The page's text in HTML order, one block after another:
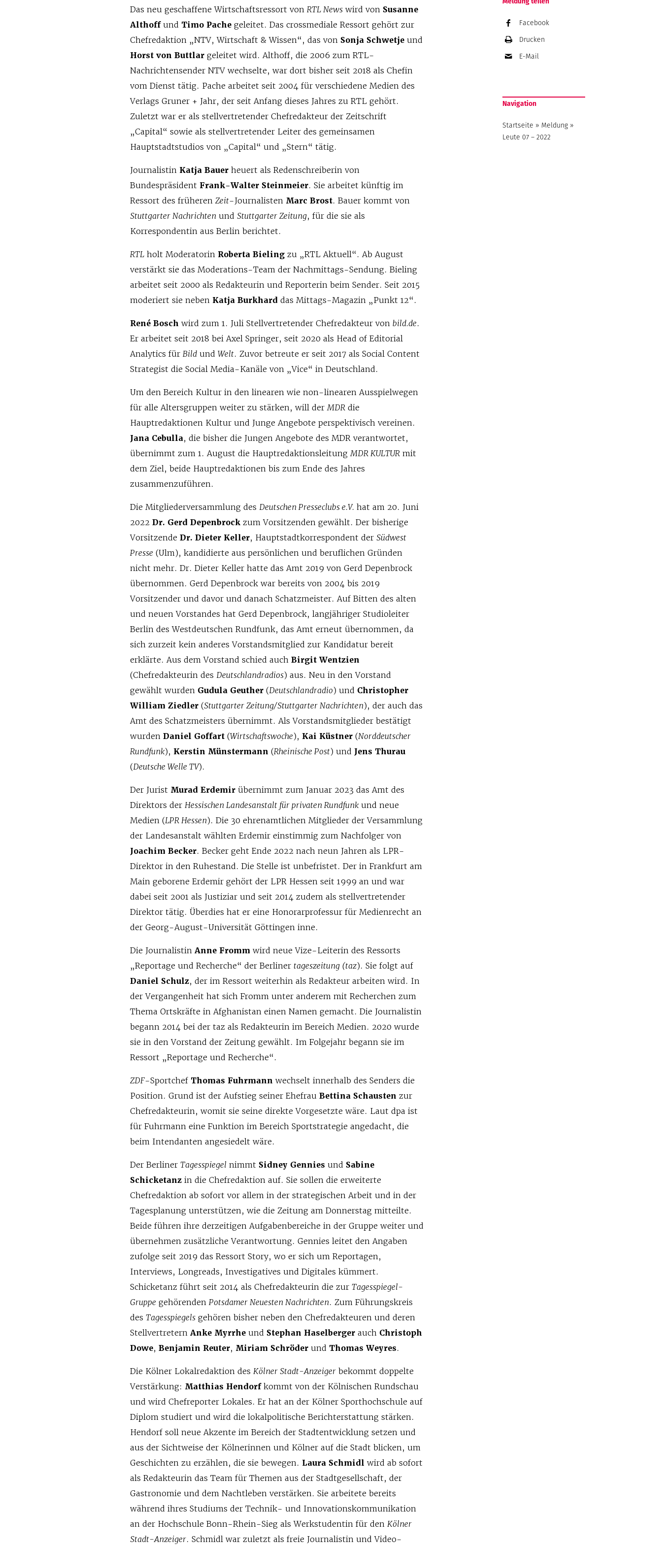
Das neu geschaffene Wirtschaftsressort vonRTL News wird von Susanne
Althoffund Timo Pache geleitet. Das crossmediale Ressort gehört zur
Chefredaktion „NTV, Wirtschaft & Wissen“, das von Sonja Schwetje und
Horst von Buttlar geleitet wird. Althoff, die 2006 zum RTL-
Nachrichtensender NTV wechselte, war dort bisher seit 2018 als Chefin
vom Dienst tätig. Pache arbeitet seit 2004 für verschiedene Medien des
Verlags Gruner + Jahr, der seit Anfang dieses Jahres zu RTL gehört.
Zuletzt war er als stellvertretender Chefredakteur der Zeitschrift
„Capital“ sowie als stellvertretender Leiter des gemeinsamen
Hauptstadtstudios von „Capital“ und „Stern“ tätig.
Journalistin Katja Bauerheuert als Redenschreiberin von
Bundespräsident Frank-Walter Steinmeier. Sie arbeitet künftig im
Ressort des früherenZeit-Journalisten Marc Brost. Bauer kommt von
Stuttgarter Nachrichten undStuttgarter Zeitung, für die sie als
Korrespondentin aus Berlin berichtet.
RTL holt Moderatorin Roberta Bieling zu „RTL Aktuell“. Ab August
verstärkt sie das Moderations-Team der Nachmittags-Sendung. Bieling
arbeitet seit 2000 als Redakteurin und Reporterin beim Sender. Seit 2015
moderiert sie neben Katja Burkhard das Mittags-Magazin „Punkt 12“.
René Bosch wird zum 1. Juli Stellvertretender Chefredakteur vonbild.de.
Er arbeitet seit 2018 bei Axel Springer, seit 2020 als Head of Editorial
Analytics fürBild undWelt. Zuvor betreute er seit 2017 als Social Content
Strategist die Social Media-Kanäle von „Vice“ in Deutschland.
Um den Bereich Kultur in den linearen wie non-linearen Ausspielwegen
für alle Altersgruppen weiter zu stärken, will derMDR die
Hauptredaktionen Kultur und Junge Angebote perspektivisch vereinen.
Jana Cebulla, die bisher die Jungen Angebote des MDR verantwortet,
übernimmt zum 1. August die HauptredaktionsleitungMDR KULTUR mit
dem Ziel, beide Hauptredaktionen bis zum Ende des Jahres
zusammenzuführen.
Die Mitgliederversammlung desDeutschen Presseclubs e.V. hat am 20. Juni
2022Dr. Gerd Depenbrock zum Vorsitzenden gewählt. Der bisherige
VorsitzendeDr. Dieter Keller, Hauptstadtkorrespondent derSüdwest
Presse (Ulm), kandidierte aus persönlichen und beruflichen Gründen
nicht mehr. Dr. Dieter Keller hatte das Amt 2019 von Gerd Depenbrock
übernommen. Gerd Depenbrock war bereits von 2004 bis 2019
Vorsitzender und davor und danach Schatzmeister. Auf Bitten des alten
und neuen Vorstandes hat Gerd Depenbrock, langjähriger Studioleiter
Berlin des Westdeutschen Rundfunk, das Amt erneut übernommen, da
sich zurzeit kein anderes Vorstandsmitglied zur Kandidatur bereit
erklärte. Aus dem Vorstand schied auchBirgit Wentzien
(Chefredakteurin desDeutschlandradios) aus. Neu in den Vorstand
gewählt wurden Gudula Geuther (Deutschlandradio) und Christopher
William Ziedler (Stuttgarter Zeitung/Stuttgarter Nachrichten), der auch das
Amt des Schatzmeisters übernimmt. Als Vorstandsmitglieder bestätigt
wurdenDaniel Goffart (Wirtschaftswoche), Kai Küstner (Norddeutscher
Rundfunk), Kerstin Münstermann (Rheinische Post) und Jens Thurau
(Deutsche Welle TV).
Der Jurist Murad Erdemir übernimmt zum Januar 2023 das Amt des
Direktors derHessischen Landesanstalt für privaten Rundfunk und neue
Medien (LPR Hessen). Die 30 ehrenamtlichen Mitglieder der Versammlung
der Landesanstalt wählten Erdemir einstimmig zum Nachfolger von
Joachim Becker. Becker geht Ende 2022 nach neun Jahren als LPR-
Direktor in den Ruhestand. Die Stelle ist unbefristet. Der in Frankfurt am
Main geborene Erdemir gehört der LPR Hessen seit 1999 an und war
dabei seit 2001 als Justiziar und seit 2014 zudem als stellvertretender
Direktor tätig. Überdies hat er eine Honorarprofessur für Medienrecht an
der Georg-August-Universität Göttingen inne.
Die JournalistinAnne Fromm wird neue Vize-Leiterin des Ressorts
„Reportage und Recherche“ der Berliner tageszeitung (taz). Sie folgt auf
Daniel Schulz, der im Ressort weiterhin als Redakteur arbeiten wird. In
der Vergangenheit hat sich Fromm unter anderem mit Recherchen zum
Thema Ortskräfte in Afghanistan einen Namen gemacht. Die Journalistin
begann 2014 bei der taz als Redakteurin im Bereich Medien. 2020 wurde
sie in den Vorstand der Zeitung gewählt. Im Folgejahr begann sie im
Ressort „Reportage und Recherche“.
ZDF-Sportchef Thomas Fuhrmann wechselt innerhalb des Senders die
Position. Grund ist der Aufstieg seiner EhefrauBettina Schausten zur
Chefredakteurin, womit sie seine direkte Vor­gesetzte wäre. Laut dpa ist
für Fuhrmann eine Funktion im Bereich Sportstrategie angedacht, die
beim Intendanten angesiedelt wäre.
Der BerlinerTagesspiegel nimmt Sidney Gennies und Sabine
Schicketanz in die Chefredaktion auf. Sie sollen die erweiterte
Chefredaktion ab sofort vor allem in der strategischen Arbeit und in der
Tagesplanung unterstützen, wie die Zeitung am Donnerstag mitteilte.
Beide führen ihre derzeitigen Aufgabenbereiche in der Gruppe weiter und
übernehmen zusätzliche Verantwortung. Gennies leitet den Angaben
zufolge seit 2019 das Ressort Story, wo er sich um Reportagen,
Interviews, Longreads, Investigatives und Digitales kümmert.
Schicketanz führt seit 2014 als Chefredakteurin die zurTagesspiegel-
Gruppe gehörendenPotsdamer Neuesten Nachrichten. Zum Führungskreis
desTagesspiegels gehören bisher neben den Chefredakteuren und deren
StellvertreternAnke Myrrheund Stephan Haselbergerauch Christoph
Dowe,Benjamin Reuter, Miriam Schröderund Thomas Weyres.
Die Kölner Lokalredaktion desKölner Stadt-Anzeiger bekommt doppelte
Verstärkung: Matthias Hendorfkommt von der Kölnischen Rundschau
und wird Chefreporter Lokales. Er hat an der Kölner Sporthochschule auf
Diplom studiert und wird die lokalpolitische Berichterstattung stärken.
Hendorf soll neue Akzente im Bereich der Stadtentwicklung setzen und
aus der Sichtweise der Kölnerinnen und Kölner auf die Stadt blicken, um
Geschichten zu erzählen, die sie bewegen. Laura Schmidl wird ab sofort
als Redakteurin das Team für Themen aus der Stadtgesellschaft, der
Gastronomie und dem Nachtleben verstärken. Sie arbeitete bereits
während ihres Studiums der Technik- und Innovationskommunikation
an der Hochschule Bonn-Rhein-Sieg als Werkstudentin für denKölner
Stadt-Anzeiger. Schmidl war zuletzt als freie Journalistin und Video-
Facebook
Drucken
E-Mail
Navigation
Startseite » Meldung »
Leute 07 – 2022